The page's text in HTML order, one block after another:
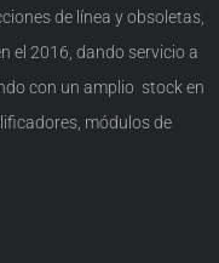
de línea y obsoletas,
el 2016, dando servicio a
con un amplio stock en
módulos de